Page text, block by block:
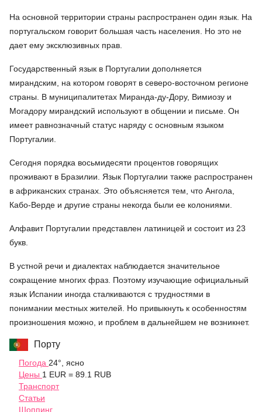
На основной территории страны распространен один язык. На
португальском говорит большая часть населения. Но это не
дает ему эксклюзивных прав.
Государственный язык в Португалии дополняется
мирандским, на котором говорят в северо-восточном регионе
страны. В муниципалитетах Миранда-ду-Дору, Вимиозу и
Могадору мирандский используют в общении и письме. Он
имеет равнозначный статус наряду с основным языком
Португалии.
Сегодня порядка восьмидесяти процентов говорящих
проживают в Бразилии. Язык Португалии также распространен
в африканских странах. Это объясняется тем, что Ангола,
Кабо-Верде и другие страны некогда были ее колониями.
Алфавит Португалии представлен латиницей и состоит из 23
букв.
В устной речи и диалектах наблюдается значительное
сокращение многих фраз. Поэтому изучающие официальный
язык Испании иногда сталкиваются с трудностями в
понимании местных жителей. Но привыкнуть к особенностям
произношения можно, и проблем в дальнейшем не возникнет.
Порту
Погода 24°, ясно
Цены 1 EUR = 89.1 RUB
Транспорт
Статьи
Шоппинг